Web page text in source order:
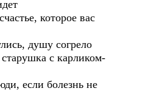
которое вас
душу согрело
с карликом-
если болезнь не